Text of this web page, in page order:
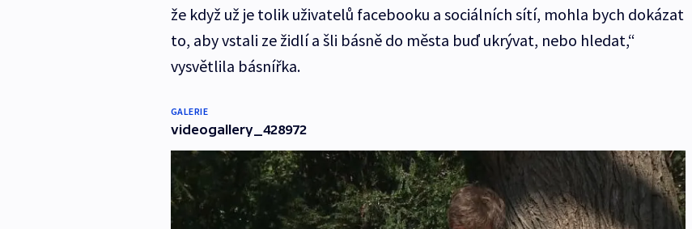
že když už je tolik uživatelů facebooku a sociálních sítí, mohla bych dokázat
to, aby vstali ze židlí a šli básně do města buď ukrývat, nebo hledat,“
vysvětlila básnířka.
GALERIE
videogallery_428972